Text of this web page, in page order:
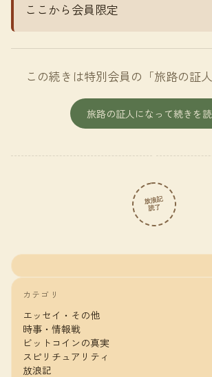
ここから会員限定
この続きは特別会員の「旅路の証
旅路の証人になって続きを
放浪記
読了
カテゴリ
エッセイ・その他
時事・情報戦
ビットコインの真実
スピリチュアリティ
放浪記